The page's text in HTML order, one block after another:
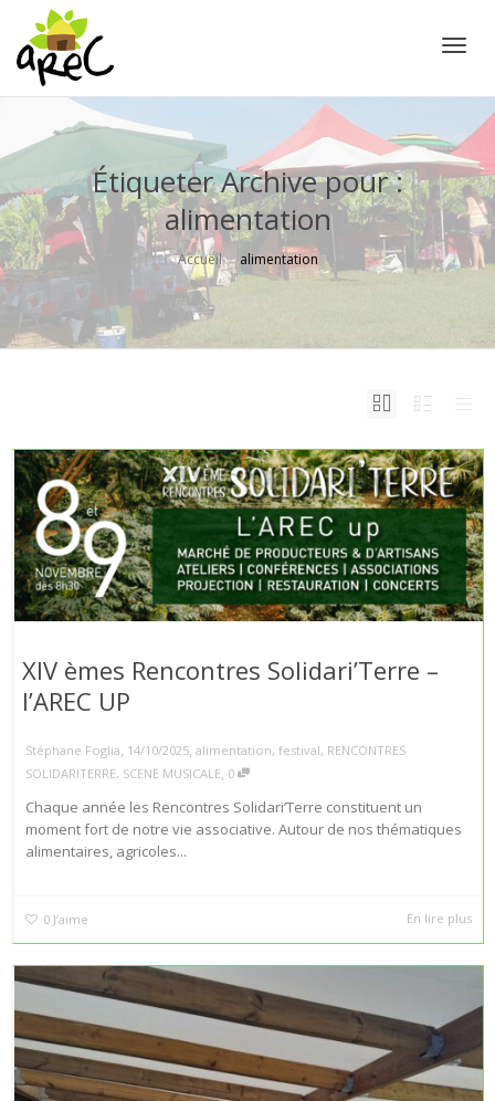
Étiqueter Archive pour :
alimentation
Accueil alimentation
XIV èmes Rencontres Solidari’Terre –
l’AREC UP
Stéphane Foglia 14/10/2025 alimentation, festival, RENCONTRES
SOLIDARITERRE, SCENE MUSICALE 0
Chaque année les Rencontres Solidari’Terre constituent un
moment fort de notre vie associative. Autour de nos thématiques
alimentaires, agricoles...
0 J’aime En lire plus